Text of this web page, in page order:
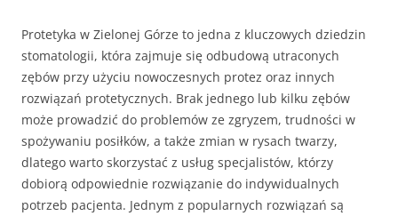
Protetyka w Zielonej Górze to jedna z kluczowych dziedzin
stomatologii, która zajmuje się odbudową utraconych
zębów przy użyciu nowoczesnych protez oraz innych
rozwiązań protetycznych. Brak jednego lub kilku zębów
może prowadzić do problemów ze zgryzem, trudności w
spożywaniu posiłków, a także zmian w rysach twarzy,
dlatego warto skorzystać z usług specjalistów, którzy
dobiorą odpowiednie rozwiązanie do indywidualnych
potrzeb pacjenta. Jednym z popularnych rozwiązań są